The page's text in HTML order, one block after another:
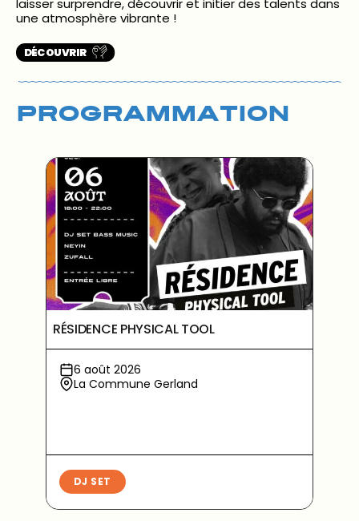
laisser surprendre, découvrir et initier des talents dans
une atmosphère vibrante !
DÉCOUVRIR
PROGRAMMATION
RÉSIDENCE PHYSICAL TOOL
6 août 2026
La Commune Gerland
DJ SET